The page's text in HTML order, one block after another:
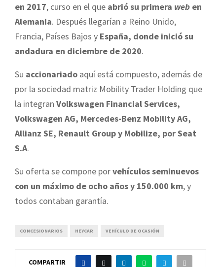
en 2017, curso en el que abrió su primera web en
Alemania. Después llegarían a Reino Unido,
Francia, Países Bajos y España, donde inició su
andadura en diciembre de 2020.
Su accionariado aquí está compuesto, además de
por la sociedad matriz Mobility Trader Holding que
la integran Volkswagen Financial Services,
Volkswagen AG, Mercedes-Benz Mobility AG,
Allianz SE, Renault Group y Mobilize, por Seat
S.A.
Su oferta se compone porvehículos seminuevos
con un máximo de ocho años y 150.000 km, y
todos contaban garantía.
CONCESIONARIOS HEYCAR VEHÍCULO DE OCASIÓN
COMPARTIR